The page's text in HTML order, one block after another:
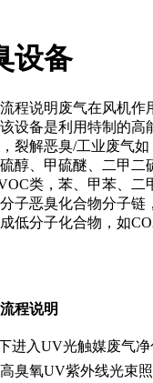
设备
程说明废气在风机作
设备是利用特制的高
裂解恶臭/工业废气如
醇、甲硫醚、二甲二
类，苯、甲苯、二
子恶臭化合物分子链
低分子化合物，如
程说明
进入UV光触媒废气
臭氧UV紫外线光束